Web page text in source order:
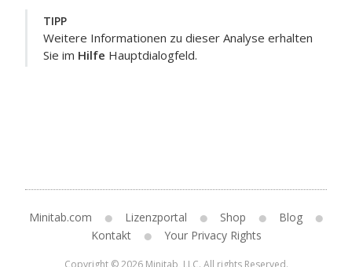
TIPP
Weitere Informationen zu dieser Analyse erhalten
Sie im Hilfe Hauptdialogfeld.
Minitab.com Lizenzportal Shop
Blog
Kontakt
Your Privacy Rights
Copyright © 2026 Minitab, LLC. All rights Reserved.